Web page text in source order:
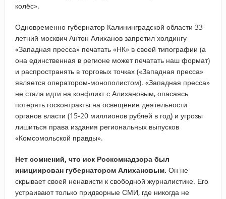
колёс».
Одновременно губернатор Калининградской области 33-
летний москвич Антон Алиханов запретил холдингу
«Западная пресса» печатать «НК» в своей типографии (а
она единственная в регионе может печатать наш формат)
и распространять в торговых точках («Западная пресса»
является оператором-монополистом). «Западная пресса»
не стала идти на конфликт с Алихановым, опасаясь
потерять госконтракты на освещение деятельности
органов власти (15-20 миллионов рублей в год) и угрозы
лишиться права издания региональных выпусков
«Комсомольской правды».
Нет сомнений, что иск Роскомнадзора был
инициирован губернатором Алихановым. Он не
скрывает своей ненависти к свободной журналистике. Его
устраивают только придворные СМИ, где никогда не